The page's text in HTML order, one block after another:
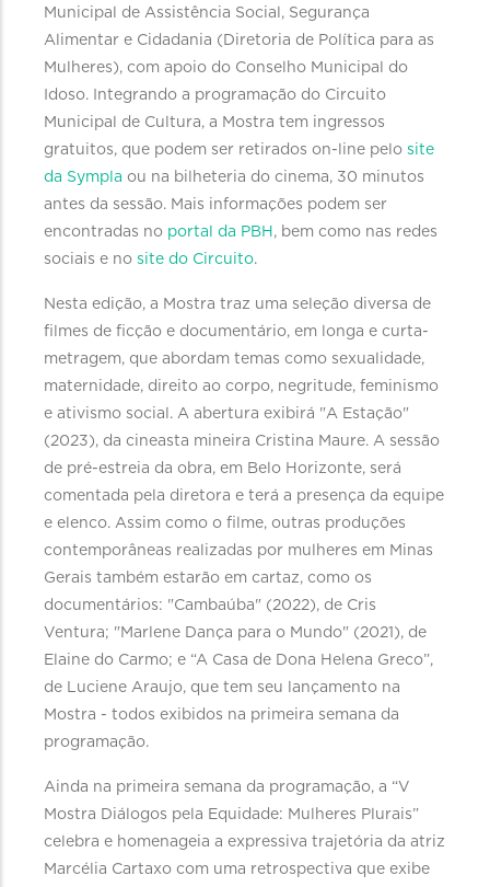
Municipal de Assistência Social, Segurança
Alimentar e Cidadania (Diretoria de Política para as
Mulheres), com apoio do Conselho Municipal do
Idoso. Integrando a programação do Circuito
Municipal de Cultura, a Mostra tem ingressos
gratuitos, que podem ser retirados on-line pelosite
da Sympla ou na bilheteria do cinema, 30 minutos
antes da sessão. Mais informações podem ser
encontradas no portal da PBH , bem como nas redes
sociais e nosite do Circuito.
Nesta edição, a Mostra traz uma seleção diversa de
filmes de ficção e documentário, em longa e curta-
metragem, que abordam temas como sexualidade,
maternidade, direito ao corpo, negritude, feminismo
e ativismo social. A abertura exibirá "A Estação"
(2023), da cineasta mineira Cristina Maure. A sessão
de pré-estreia da obra, em Belo Horizonte, será
comentada pela diretora e terá a presença da equipe
e elenco. Assim como o filme, outras produções
contemporâneas realizadas por mulheres em Minas
Gerais também estarão em cartaz, como os
documentários: "Cambaúba" (2022), de Cris
Ventura; "Marlene Dança para o Mundo" (2021), de
Elaine do Carmo; e “A Casa de Dona Helena Greco”,
de Luciene Araujo, que tem seu lançamento na
Mostra - todos exibidos na primeira semana da
programação.
Ainda na primeira semana da programação, a “V
Mostra Diálogos pela Equidade: Mulheres Plurais”
celebra e homenageia a expressiva trajetória da atriz
Marcélia Cartaxo com uma retrospectiva que exibe